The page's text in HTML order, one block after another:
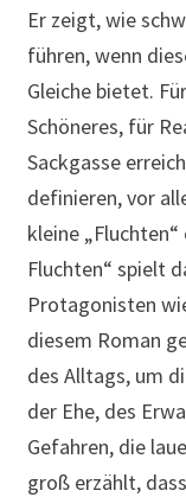
Er zeigt, wie
führen, wenn
Gleiche bietet.
Schöneres, für
Sackgasse
definieren, vor
kleine
Fluchten“ spielt
Protagonisten
diesem Roman
des Alltags, um
der Ehe, des
Gefahren, die
groß erzählt,